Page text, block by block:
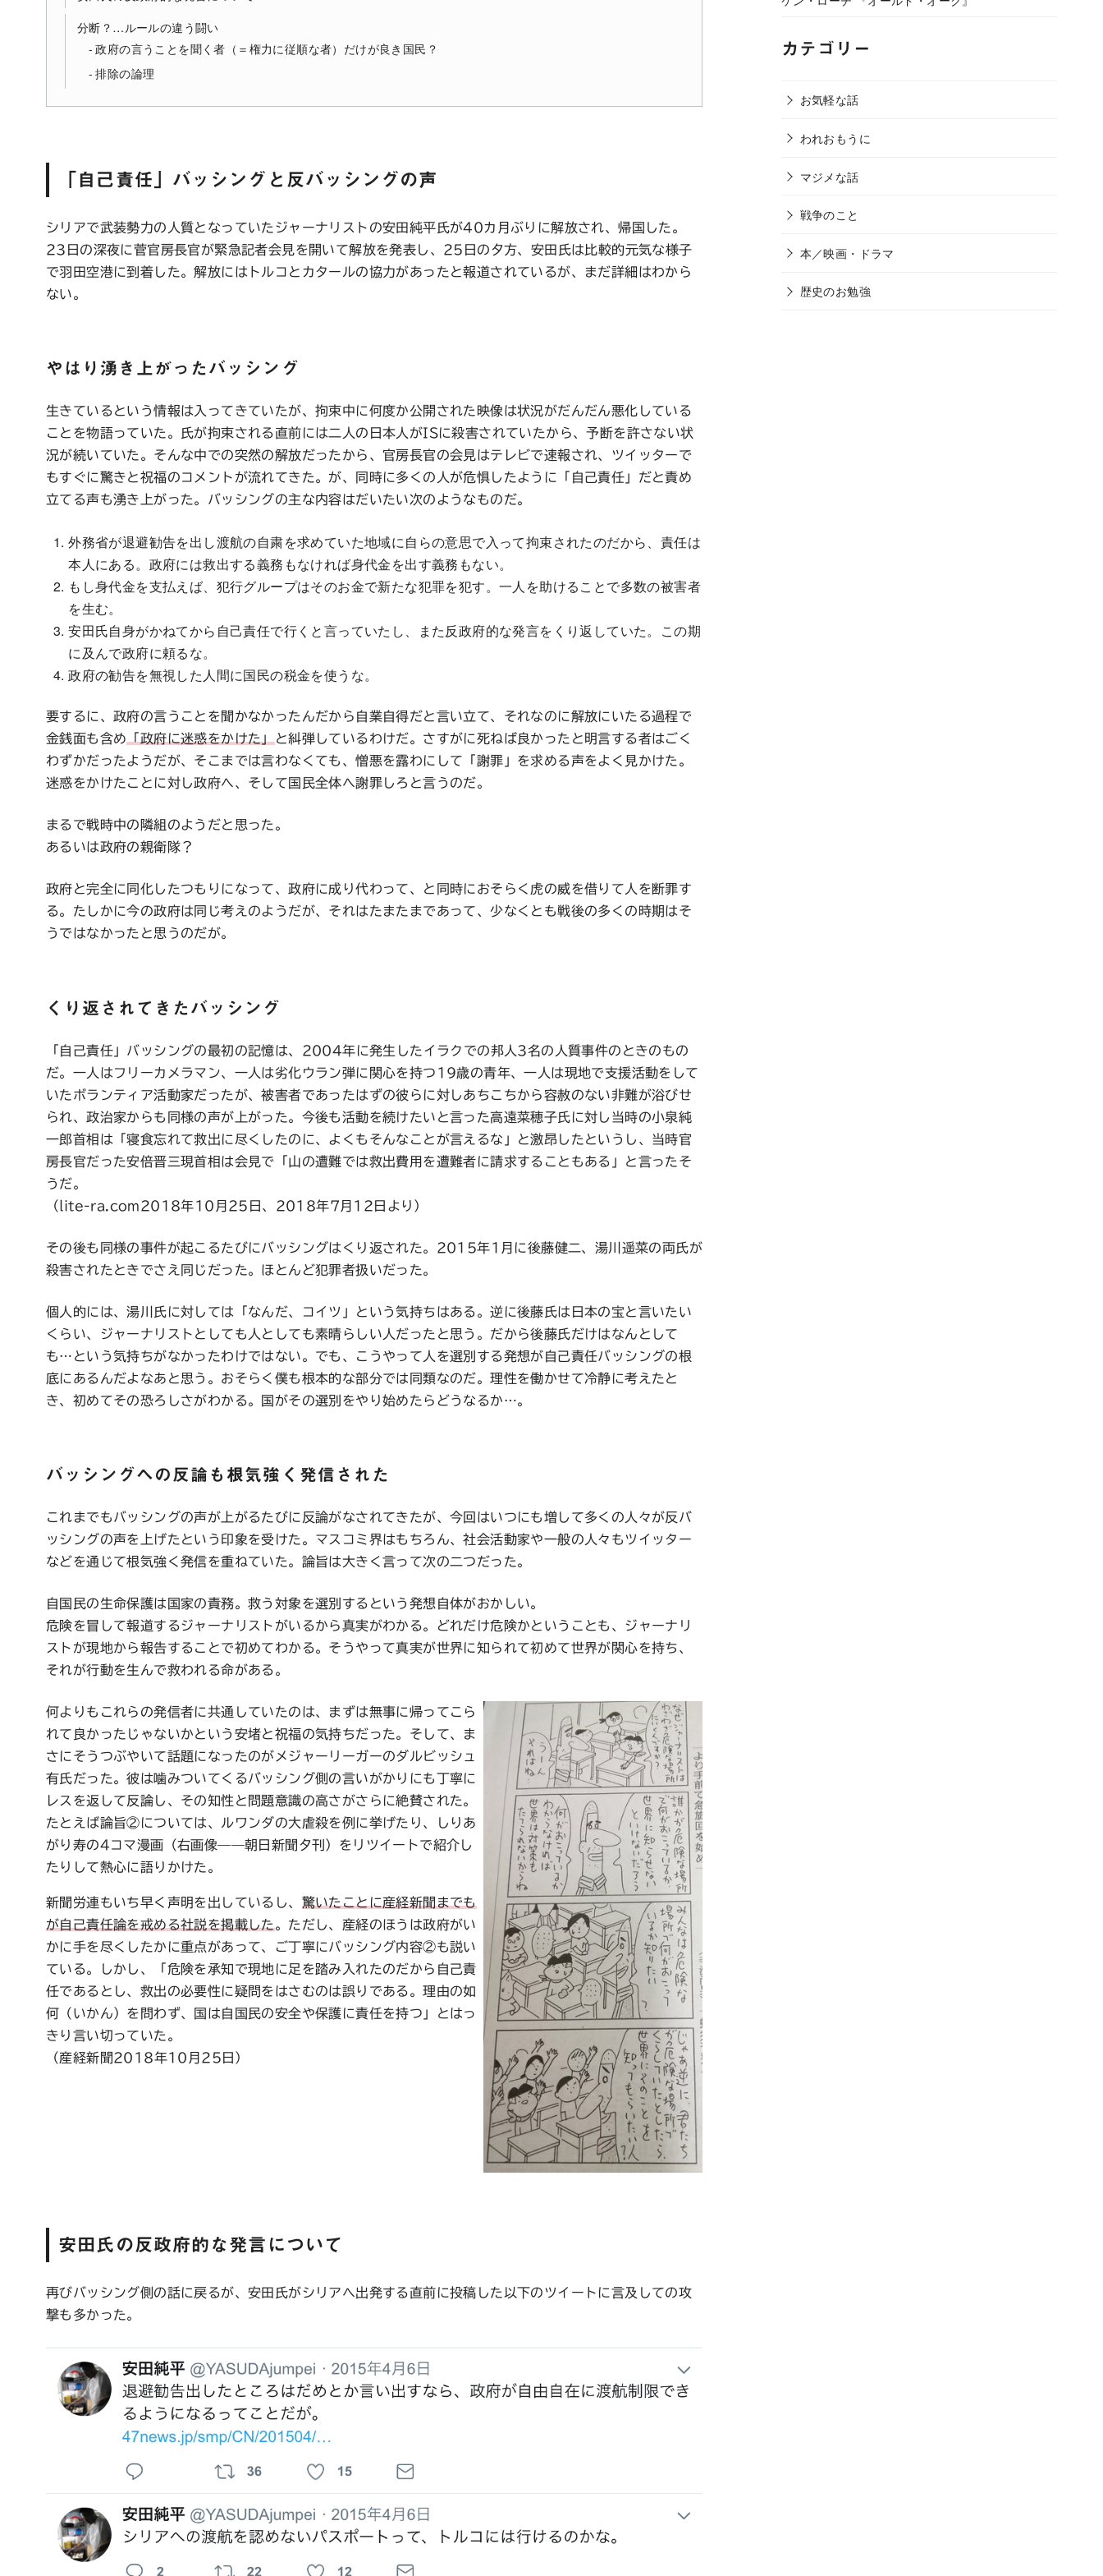
分断？…ルールの違う闘い
政府の言うことを聞く者（＝権力に従順な者）だけが良き国民？
排除の論理
「自己責任」バッシングと反バッシングの声
シリアで武装勢力の人質となっていたジャーナリストの安田純平氏が40カ月ぶりに解放され、帰国した。
23日の深夜に菅官房長官が緊急記者会見を開いて解放を発表し、25日の夕方、安田氏は比較的元気な様子
で羽田空港に到着した。解放にはトルコとカタールの協力があったと報道されているが、まだ詳細はわから
ない。
やはり湧き上がったバッシング
生きているという情報は入ってきていたが、拘束中に何度か公開された映像は状況がだんだん悪化している
ことを物語っていた。氏が拘束される直前には二人の日本人がISに殺害されていたから、予断を許さない状
況が続いていた。そんな中での突然の解放だったから、官房長官の会見はテレビで速報され、ツイッターで
もすぐに驚きと祝福のコメントが流れてきた。が、同時に多くの人が危惧したように「自己責任」だと責め
立てる声も湧き上がった。バッシングの主な内容はだいたい次のようなものだ。
外務省が退避勧告を出し渡航の自粛を求めていた地域に自らの意思で入って拘束されたのだから、責任は
本人にある。政府には救出する義務もなければ身代金を出す義務もない。
もし身代金を支払えば、犯行グループはそのお金で新たな犯罪を犯す。一人を助けることで多数の被害者
を生む。
安田氏自身がかねてから自己責任で行くと言っていたし、また反政府的な発言をくり返していた。この期
に及んで政府に頼るな。
政府の勧告を無視した人間に国民の税金を使うな。
要するに、政府の言うことを聞かなかったんだから自業自得だと言い立て、それなのに解放にいたる過程で
金銭面も含め 「政府に迷惑をかけた」
と糾弾しているわけだ。さすがに死ねば良かったと明言する者はごく
わずかだったようだが、そこまでは言わなくても、憎悪を露わにして「謝罪」を求める声をよく見かけた。
迷惑をかけたことに対し政府へ、そして国民全体へ謝罪しろと言うのだ。
まるで戦時中の隣組のようだと思った。
あるいは政府の親衛隊？
政府と完全に同化したつもりになって、政府に成り代わって、と同時におそらく虎の威を借りて人を断罪す
る。たしかに今の政府は同じ考えのようだが、それはたまたまであって、少なくとも戦後の多くの時期はそ
うではなかったと思うのだが。
くり返されてきたバッシング
「自己責任」バッシングの最初の記憶は、2004年に発生したイラクでの邦人3名の人質事件のときのもの
だ。一人はフリーカメラマン、一人は劣化ウラン弾に関心を持つ19歳の青年、一人は現地で支援活動をして
いたボランティア活動家だったが、被害者であったはずの彼らに対しあちこちから容赦のない非難が浴びせ
られ、政治家からも同様の声が上がった。今後も活動を続けたいと言った高遠菜穂子氏に対し当時の小泉純
一郎首相は「寝食忘れて救出に尽くしたのに、よくもそんなことが言えるな」と激昂したというし、当時官
房長官だった安倍晋三現首相は会見で「山の遭難では救出費用を遭難者に請求することもある」と言ったそ
うだ。
（lite-ra.com2018年10月25日、2018年7月12日より）
その後も同様の事件が起こるたびにバッシングはくり返された。2015年1月に後藤健二、湯川遥菜の両氏が
殺害されたときでさえ同じだった。ほとんど犯罪者扱いだった。
個人的には、湯川氏に対しては「なんだ、コイツ」という気持ちはある。逆に後藤氏は日本の宝と言いたい
くらい、ジャーナリストとしても人としても素晴らしい人だったと思う。だから後藤氏だけはなんとして
も…という気持ちがなかったわけではない。でも、こうやって人を選別する発想が自己責任バッシングの根
底にあるんだよなあと思う。おそらく僕も根本的な部分では同類なのだ。理性を働かせて冷静に考えたと
き、初めてその恐ろしさがわかる。国がその選別をやり始めたらどうなるか…。
バッシングへの反論も根気強く発信された
これまでもバッシングの声が上がるたびに反論がなされてきたが、今回はいつにも増して多くの人々が反バ
ッシングの声を上げたという印象を受けた。マスコミ界はもちろん、社会活動家や一般の人々もツイッター
などを通じて根気強く発信を重ねていた。論旨は大きく言って次の二つだった。
自国民の生命保護は国家の責務。救う対象を選別するという発想自体がおかしい。
危険を冒して報道するジャーナリストがいるから真実がわかる。どれだけ危険かということも、ジャーナリ
ストが現地から報告することで初めてわかる。そうやって真実が世界に知られて初めて世界が関心を持ち、
それが行動を生んで救われる命がある。
何よりもこれらの発信者に共通していたのは、まずは無事に帰ってこら
れて良かったじゃないかという安堵と祝福の気持ちだった。そして、ま
さにそうつぶやいて話題になったのがメジャーリーガーのダルビッシュ
有氏だった。彼は噛みついてくるバッシング側の言いがかりにも丁寧に
レスを返して反論し、その知性と問題意識の高さがさらに絶賛された。
たとえば論旨②については、ルワンダの大虐殺を例に挙げたり、しりあ
がり寿の4コマ漫画（右画像——朝日新聞夕刊）をリツイートで紹介し
たりして熱心に語りかけた。
新聞労連もいち早く声明を出しているし、 驚いたことに産経新聞までも
が自己責任論を戒める社説を掲載した 。ただし、産経のほうは政府がい
かに手を尽くしたかに重点があって、ご丁寧にバッシング内容②も説い
ている。しかし、「危険を承知で現地に足を踏み入れたのだから自己責
任であるとし、救出の必要性に疑問をはさむのは誤りである。理由の如
何（いかん）を問わず、国は自国民の安全や保護に責任を持つ」とはっ
きり言い切っていた。
（産経新聞2018年10月25日）
安田氏の反政府的な発言について
再びバッシング側の話に戻るが、安田氏がシリアへ出発する直前に投稿した以下のツイートに言及しての攻
撃も多かった。
カテゴリー
お気軽な話
われおもうに
マジメな話
戦争のこと
本／映画・ドラマ
歴史のお勉強